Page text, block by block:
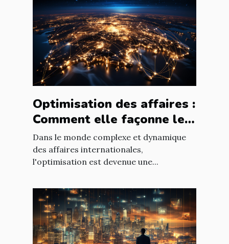
Optimisation des affaires :
Comment elle façonne le
paysage économique
international
Dans le monde complexe et dynamique
des affaires internationales,
l'optimisation est devenue une...